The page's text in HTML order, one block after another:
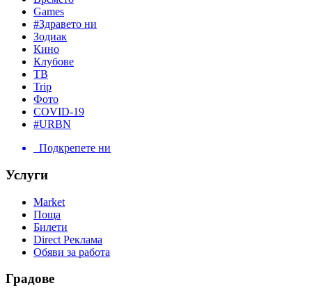
Games
#Здравето ни
Зодиак
Кино
Клубове
ТВ
Trip
Фото
COVID-19
#URBN
Подкрепете ни
Услуги
Market
Поща
Билети
Direct Реклама
Обяви за работа
Градове